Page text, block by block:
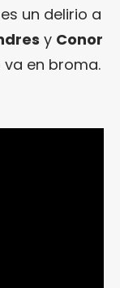
un delirio a
y Conor
va en broma.